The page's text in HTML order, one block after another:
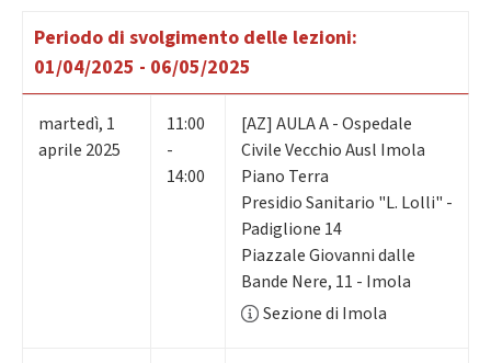
Periodo di svolgimento delle lezioni:
01/04/2025 - 06/05/2025
martedì, 1
aprile 2025
11:00
-
14:00
[AZ] AULA A - Ospedale
Civile Vecchio Ausl Imola
Piano Terra
Presidio Sanitario "L. Lolli" -
Padiglione 14
Piazzale Giovanni dalle
Bande Nere, 11 - Imola
Sezione di Imola